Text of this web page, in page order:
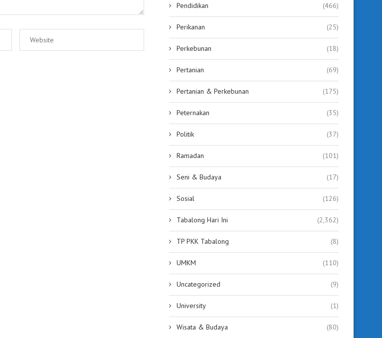
Pendidikan (466)
Perikanan (25)
Perkebunan (18)
Pertanian (69)
Pertanian & Perkebunan (175)
Peternakan (35)
Politik (37)
Ramadan (101)
Seni & Budaya (17)
Sosial (126)
Tabalong Hari Ini (2,362)
TP PKK Tabalong (8)
UMKM (110)
Uncategorized (9)
University (1)
Wisata & Budaya (80)